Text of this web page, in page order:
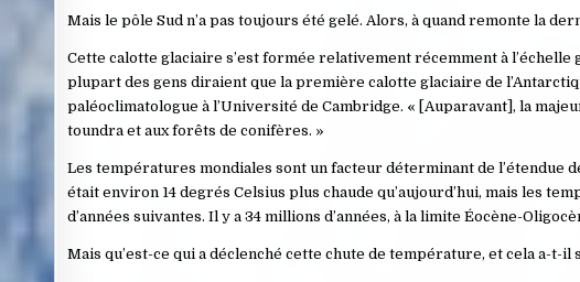
Mais le pôle Sud n’a pas toujours été gelé. Alors, à quand remonte la
Cette calotte glaciaire s’est formée relativement récemment à
plupart des gens diraient que la première calotte glaciaire de
paléoclimatologue à l’Université de Cambridge. « [Auparavant], la
toundra et aux forêts de conifères. »
Les températures mondiales sont un facteur déterminant de l’étendue
était environ 14 degrés Celsius plus chaude qu’aujourd’hui, mais les
d’années suivantes. Il y a 34 millions d’années, à la limite Éocène-
Mais qu’est-ce qui a déclenché cette chute de température, et cela a-t-